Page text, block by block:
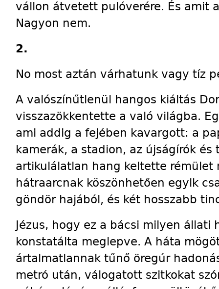
vállon átvetett pulóverére. És amit
Nagyon nem.
2.
No most aztán várhatunk vagy tíz
A valószínűtlenül hangos kiáltás
visszazökkentette a való világba.
ami addig a fejében kavargott: a
kamerák, a stadion, az újságírók és
artikulálatlan hang keltette rémület
hátraarcnak köszönhetően egyik
göndör hajából, és két hosszabb
Jézus, hogy ez a bácsi milyen állati
konstatálta meglepve. A háta
ártalmatlannak tűnő öregúr
metró után, válogatott szitkokat